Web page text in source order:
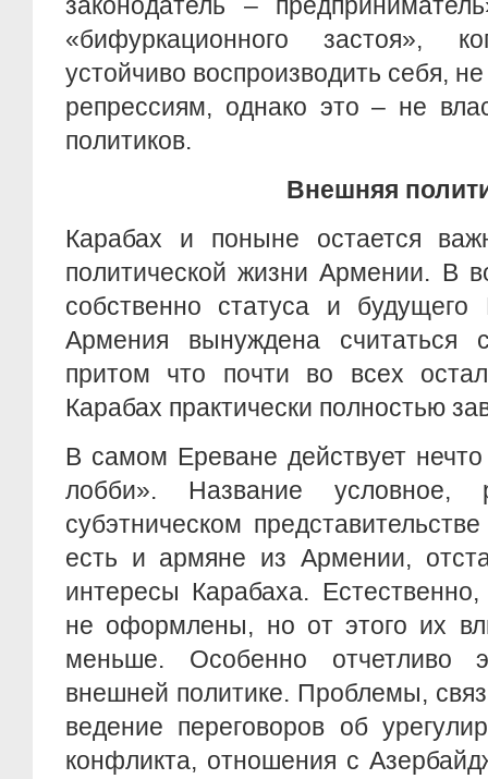
«бифуркационного застоя»,
устойчиво воспроизводить себя,
репрессиям, однако это – не
политиков.
Внешняя
Карабах и поныне остается
политической жизни Армении. В
собственно статуса и будущего
Армения вынуждена считаться
притом что почти во всех
Карабах практически полностью
В самом Ереване действует нечто
лобби». Название
субэтническом
есть и армяне из Армении,
интересы Карабаха.
не оформлены, но от этого их
меньше. Особенно отчетливо
внешней политике. Проблемы,
ведение переговоров об
конфликта, отношения с